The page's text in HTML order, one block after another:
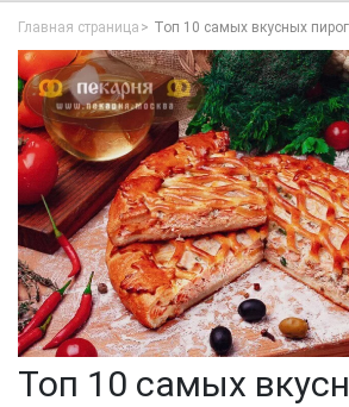
Главная страница Топ 10 самых вкусных
Топ 10 самых